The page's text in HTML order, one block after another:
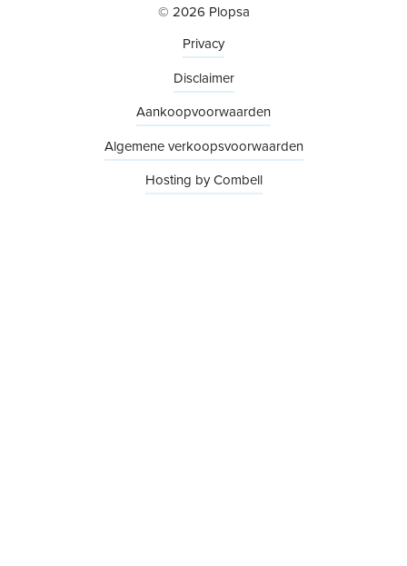
© 2026 Plopsa
Privacy
Disclaimer
Aankoopvoorwaarden
Algemene verkoopsvoorwaarden
Hosting by Combell